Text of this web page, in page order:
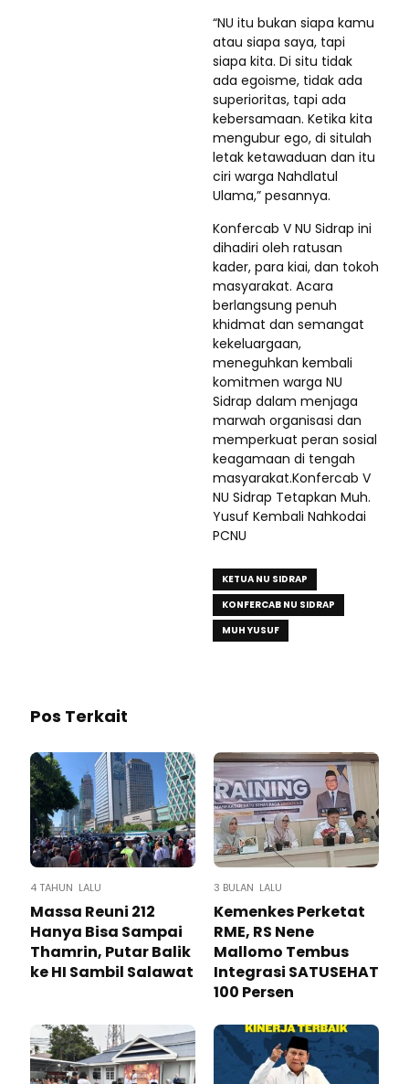
“NU itu bukan siapa kamu
atau siapa saya, tapi
siapa kita. Di situ tidak
ada egoisme, tidak ada
superioritas, tapi ada
kebersamaan. Ketika kita
mengubur ego, di situlah
letak ketawaduan dan itu
ciri warga Nahdlatul
Ulama,” pesannya.
Konfercab V NU Sidrap ini
dihadiri oleh ratusan
kader, para kiai, dan tokoh
masyarakat. Acara
berlangsung penuh
khidmat dan semangat
kekeluargaan,
meneguhkan kembali
komitmen warga NU
Sidrap dalam menjaga
marwah organisasi dan
memperkuat peran sosial
keagamaan di tengah
masyarakat.Konfercab V
NU Sidrap Tetapkan Muh.
Yusuf Kembali Nahkodai
PCNU
KETUA NU SIDRAP
KONFERCAB NU SIDRAP
MUH YUSUF
Pos Terkait
4 TAHUN LALU
Massa Reuni 212
Hanya Bisa Sampai
Thamrin, Putar Balik
ke HI Sambil Salawat
3 BULAN LALU
Kemenkes Perketat
RME, RS Nene
Mallomo Tembus
Integrasi SATUSEHAT
100 Persen